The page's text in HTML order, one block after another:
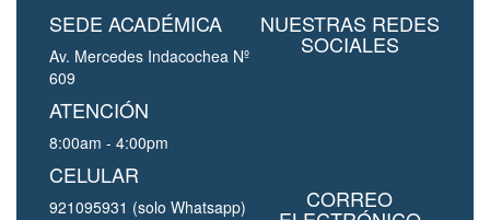
SEDE ACADÉMICA
Av. Mercedes Indacochea Nº
609
ATENCIÓN
8:00am - 4:00pm
CELULAR
921095931 (solo Whatsapp)
NUESTRAS REDES
SOCIALES
CORREO